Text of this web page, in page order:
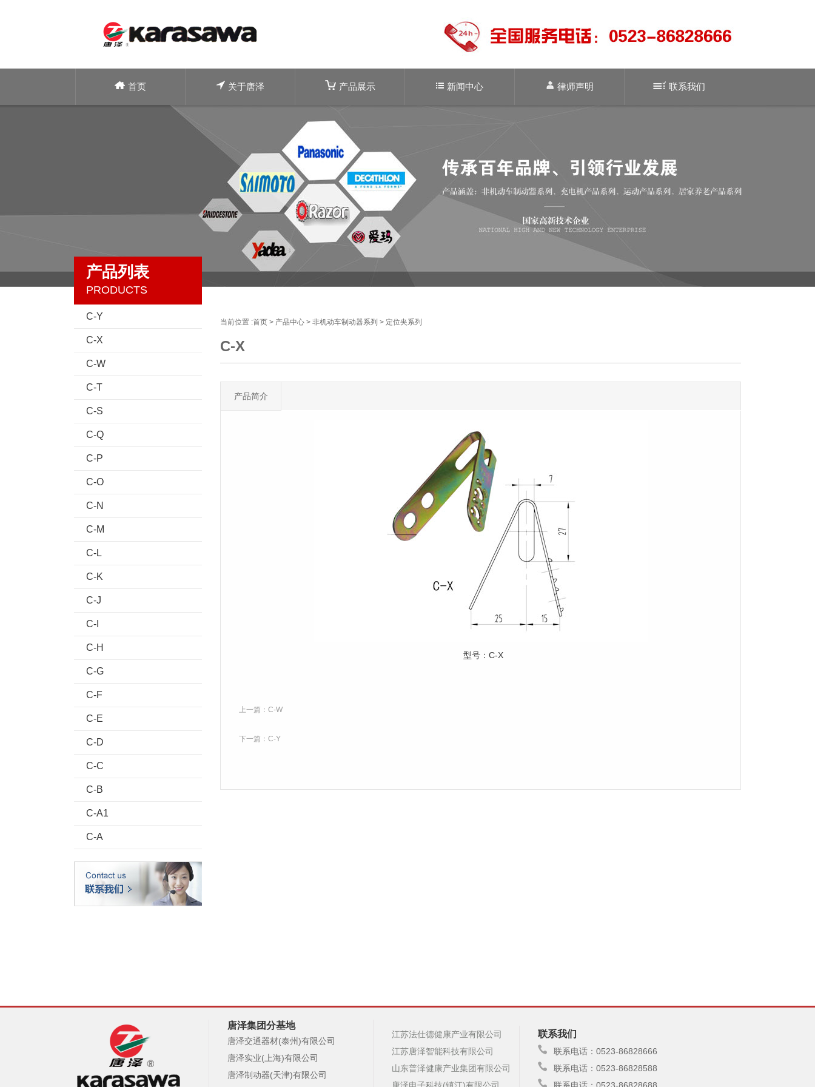
首页 关于唐泽 产品展示 新闻中心 律师声明 联系我们
产品列表
PRODUCTS
C-Y
C-X
C-W
C-T
C-S
C-Q
C-P
C-O
C-N
C-M
C-L
C-K
C-J
C-I
C-H
C-G
C-F
C-E
C-D
C-C
C-B
C-A1
C-A
当前位置 :首页 > 产品中心 > 非机动车制动器系列 > 定位夹系列
C-X
产品简介
型号：C-X
上一篇： C-W
下一篇： C-Y
唐泽集团分基地
唐泽交通器材(泰州)有限公司
唐泽实业(上海)有限公司
唐泽制动器(天津)有限公司
江苏法仕德健康产业有限公司
江苏唐泽智能科技有限公司
山东普泽健康产业集团有限公司
联系我们
联系电话：0523-86828666
联系电话：0523-86828588